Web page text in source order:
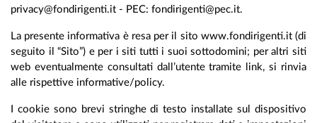
privacy@fondirigenti.it - PEC: fondirigenti@pec.it.
La presente informativa è resa per il sito www.fondirigenti.it (di
seguito il “Sito”) e per i siti tutti i suoi sottodomini; per altri siti
web eventualmente consultati dall’utente tramite link, si rinvia
alle rispettive informative/policy.
I cookie sono brevi stringhe di testo installate sul dispositivo